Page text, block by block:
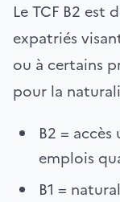
Le TCF B2 est
expatriés
ou à certains
pour la
B2 =
emplois
B1 =